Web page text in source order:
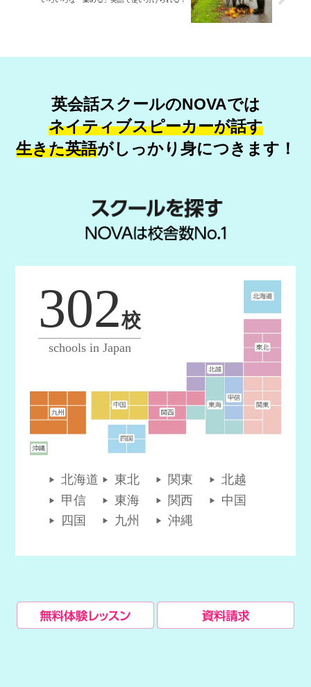
英会話スクールのNOVAでは
ネイティブスピーカーが話す
生きた英語がしっかり身につきます！
北海道 東北 関東
北越
甲信
東海 関西
中国
四国
九州 沖縄
302校
schools in Japan